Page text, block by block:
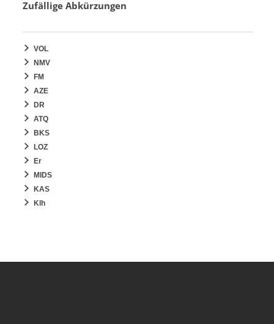
Zufällige Abkürzungen
VOL
NMV
FM
AZE
DR
ATQ
BKS
LOZ
Er
MIDS
KAS
Klh